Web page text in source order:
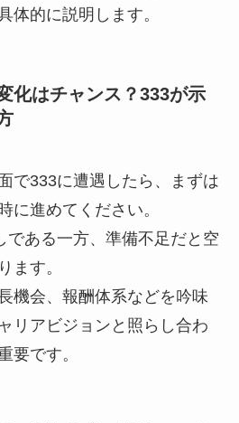
体的に説明します。
化はチャンス？333が示
で333に遭遇したら、まずは
に進めてください。
である一方、準備不足だと空
ます。
機会、報酬体系などを吟味
リアビジョンと照らし合わ
要です。